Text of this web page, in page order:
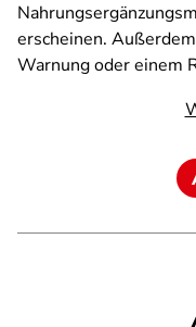
erscheinen.
Warnung oder einem